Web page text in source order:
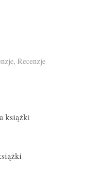
, Recenzje
książki